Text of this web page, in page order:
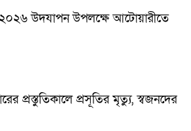
উদযাপন উপলক্ষে আটোয়ারীতে
প্রস্তুতিকালে প্রসূতির মৃত্যু, স্বজনদের